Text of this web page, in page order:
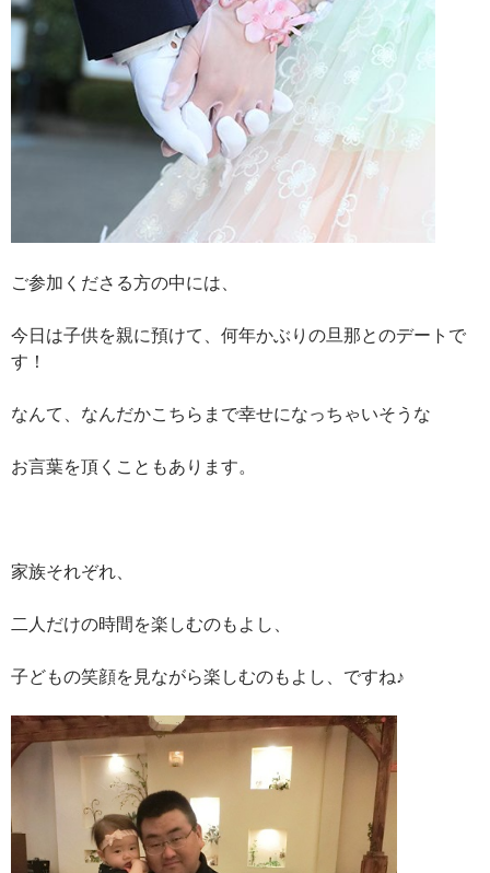
ご参加くださる方の中には、
今日は子供を親に預けて、何年かぶりの旦那とのデートで
す！
なんて、なんだかこちらまで幸せになっちゃいそうな
お言葉を頂くこともあります。
家族それぞれ、
二人だけの時間を楽しむのもよし、
子どもの笑顔を見ながら楽しむのもよし、ですね♪